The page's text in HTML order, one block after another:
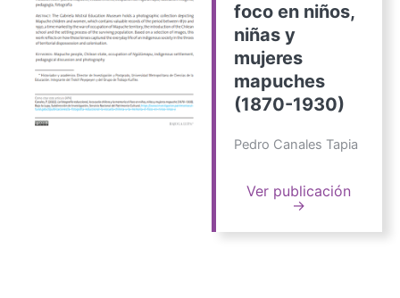
foco en niños,
niñas y
mujeres
mapuches
(1870-1930)
Pedro Canales Tapia
Ver publicación
→